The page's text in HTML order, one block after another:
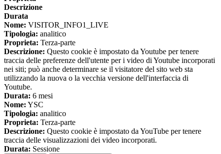
Descrizione
Durata
Nome: VISITOR_INFO1_LIVE
Tipologia: analitico
Proprieta: Terza-parte
Descrizione: Questo cookie è impostato da Youtube per tenere
traccia delle preferenze dell'utente per i video di Youtube incorporati
nei siti; può anche determinare se il visitatore del sito web sta
utilizzando la nuova o la vecchia versione dell'interfaccia di
Youtube.
Durata: 6 mesi
Nome: YSC
Tipologia: analitico
Proprieta: Terza-parte
Descrizione: Questo cookie è impostato da YouTube per tenere
traccia delle visualizzazioni dei video incorporati.
Durata: Sessione